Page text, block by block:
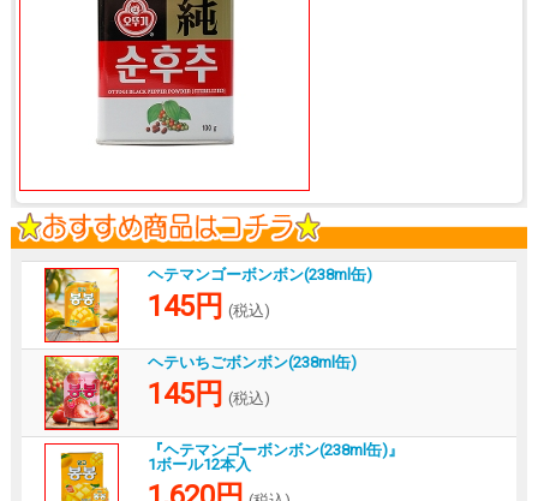
ヘテマンゴーボンボン(238ml缶)
145円 (税込)
ヘテいちごボンボン(238ml缶)
145円 (税込)
『ヘテマンゴーボンボン(238ml缶)』
1ボール12本入